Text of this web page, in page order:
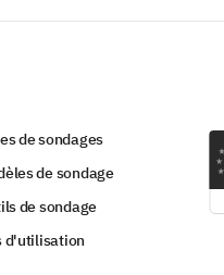
de sondages
de sondage
de sondage
d'utilisation